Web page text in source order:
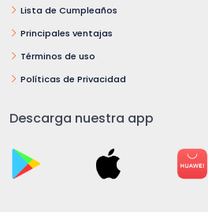
Lista de Cumpleaños
Principales ventajas
Términos de uso
Políticas de Privacidad
Descarga nuestra app